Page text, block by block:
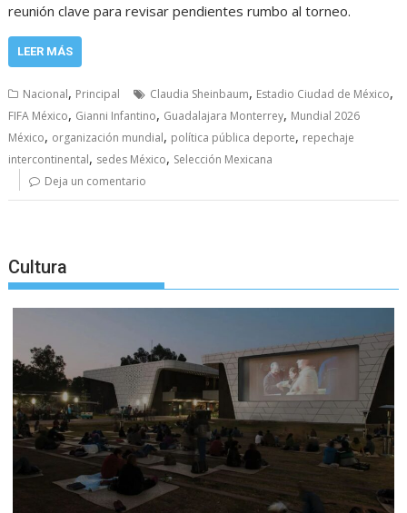
reunión clave para revisar pendientes rumbo al torneo.
LEER MÁS
Nacional, Principal Claudia Sheinbaum, Estadio Ciudad de México,
FIFA México, Gianni Infantino, Guadalajara Monterrey, Mundial 2026
México, organización mundial, política pública deporte, repechaje
intercontinental, sedes México, Selección Mexicana
Deja un comentario
Cultura